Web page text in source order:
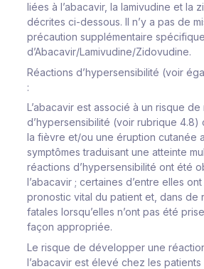
liées à l’abacavir, la lamivudine et la
décrites ci-dessous. Il n’y a pas de
précaution supplémentaire
d’Abacavir/Lamivudine/Zidovudine.
Réactions d’hypersensibilité (voir
:
L’abacavir est associé à un risque de
d’hypersensibilité (voir rubrique 4.8)
la fièvre et/ou une éruption cutanée
symptômes traduisant une atteinte
réactions d’hypersensibilité ont été
l’abacavir ; certaines d’entre elles
pronostic vital du patient et, dans de
fatales lorsqu’elles n’ont pas été
façon appropriée.
Le risque de développer une
l’abacavir est élevé chez les patients